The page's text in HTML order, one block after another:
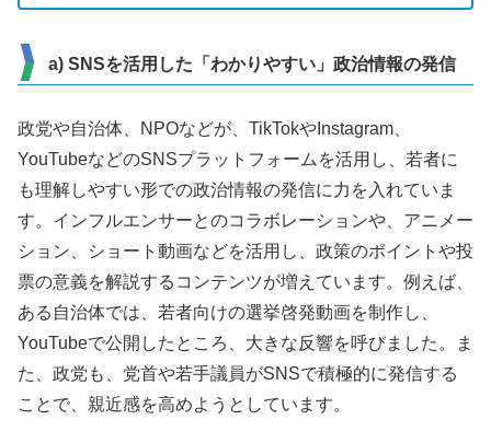
a) SNSを活用した「わかりやすい」政治情報の発信
政党や自治体、NPOなどが、TikTokやInstagram、
YouTubeなどのSNSプラットフォームを活用し、若者に
も理解しやすい形での政治情報の発信に力を入れていま
す。インフルエンサーとのコラボレーションや、アニメー
ション、ショート動画などを活用し、政策のポイントや投
票の意義を解説するコンテンツが増えています。例えば、
ある自治体では、若者向けの選挙啓発動画を制作し、
YouTubeで公開したところ、大きな反響を呼びました。ま
た、政党も、党首や若手議員がSNSで積極的に発信する
ことで、親近感を高めようとしています。